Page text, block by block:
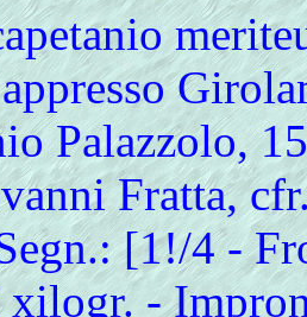
Palazzolo,
Fratta,
[1!/4 -
-